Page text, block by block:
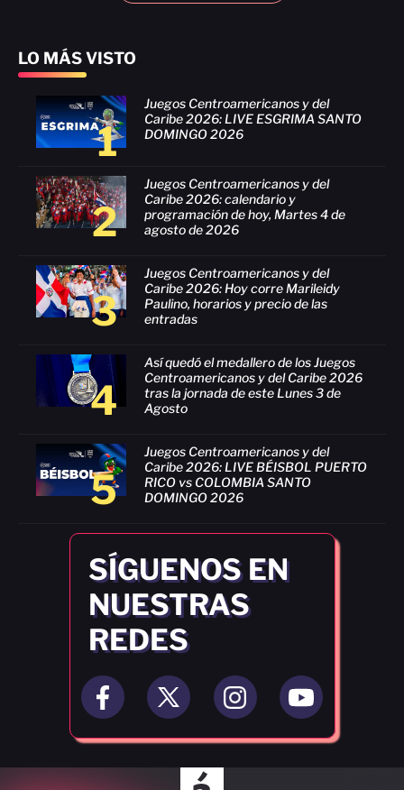
LO MÁS VISTO
1
Juegos Centroamericanos y del
Caribe 2026: LIVE ESGRIMA SANTO
DOMINGO 2026
2
Juegos Centroamericanos y del
Caribe 2026: calendario y
programación de hoy, Martes 4 de
agosto de 2026
3
Juegos Centroamericanos y del
Caribe 2026: Hoy corre Marileidy
Paulino, horarios y precio de las
entradas
4
Así quedó el medallero de los Juegos
Centroamericanos y del Caribe 2026
tras la jornada de este Lunes 3 de
Agosto
5
Juegos Centroamericanos y del
Caribe 2026: LIVE BÉISBOL PUERTO
RICO vs COLOMBIA SANTO
DOMINGO 2026
SÍGUENOS EN
NUESTRAS
REDES